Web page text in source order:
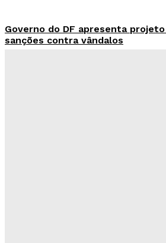
Governo do DF apresenta
sanções contra vândalos